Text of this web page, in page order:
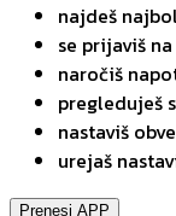
najdeš
se prijaviš
naročiš
pregleduješ
nastaviš
urejaš
Prenesi APP